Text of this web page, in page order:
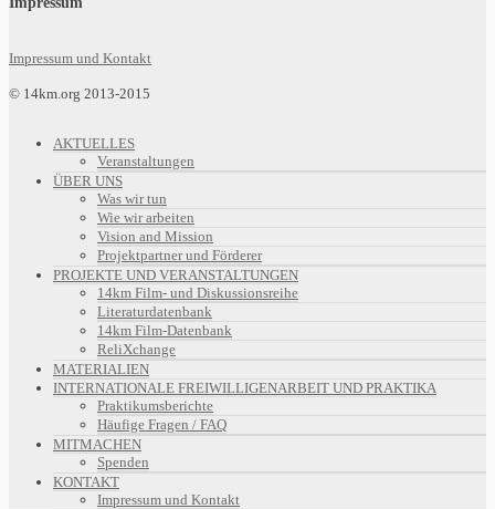
Impressum und Kontakt
© 14km.org 2013-2015
AKTUELLES
Veranstaltungen
ÜBER UNS
Was wir tun
Wie wir arbeiten
Vision and Mission
Projektpartner und Förderer
PROJEKTE UND VERANSTALTUNGEN
14km Film- und Diskussionsreihe
Literaturdatenbank
14km Film-Datenbank
ReliXchange
MATERIALIEN
INTERNATIONALE FREIWILLIGENARBEIT UND PRAKTIKA
Praktikumsberichte
Häufige Fragen / FAQ
MITMACHEN
Spenden
KONTAKT
Impressum und Kontakt